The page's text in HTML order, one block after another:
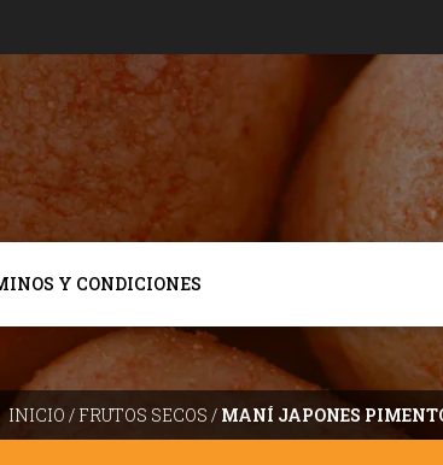
Y CONDICIONES
INICIO / FRUTOS SECOS / MANÍ JAPONES